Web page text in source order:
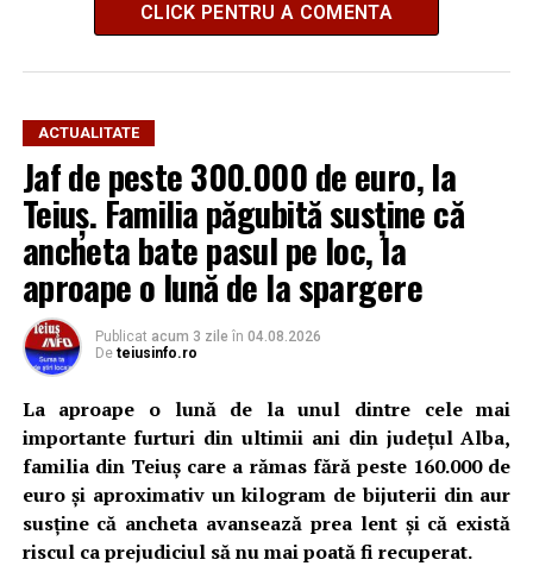
CLICK PENTRU A COMENTA
ACTUALITATE
Jaf de peste 300.000 de euro, la
Teiuș. Familia păgubită susține că
ancheta bate pasul pe loc, la
aproape o lună de la spargere
Publicat acum 3 zile în 04.08.2026
De teiusinfo.ro
La aproape o lună de la unul dintre cele mai
importante furturi din ultimii ani din județul Alba,
familia din Teiuș care a rămas fără peste 160.000 de
euro și aproximativ un kilogram de bijuterii din aur
susține că ancheta avansează prea lent și că există
riscul ca prejudiciul să nu mai poată fi recuperat.